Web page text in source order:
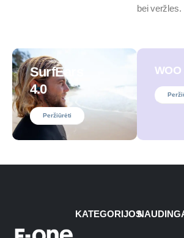
bei veržles.
SurfEars
4.0
Peržiūrėti
WOO
KATEGORIJOS